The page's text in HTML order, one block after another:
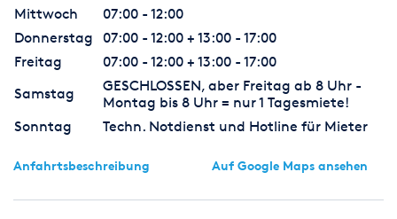
Mittwoch
07:00 - 12:00
Donnerstag
07:00 - 12:00 + 13:00 - 17:00
Freitag
07:00 - 12:00 + 13:00 - 17:00
Samstag
GESCHLOSSEN, aber Freitag ab 8 Uhr -
Montag bis 8 Uhr = nur 1 Tagesmiete!
Sonntag
Techn. Notdienst und Hotline für Mieter
Anfahrtsbeschreibung Auf Google Maps ansehen